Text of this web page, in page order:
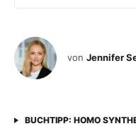
von Jennifer
BUCHTIPP: HOMO